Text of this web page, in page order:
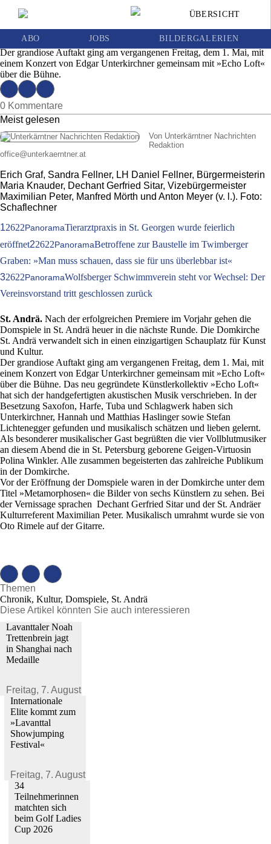
ÜBERSICHT
ABO JOBS BILDERGALERIEN
Domspiele in St. Andrä starteten mit einer
Ausgabe 19 | Mittwoch, 6. Mai 2026
Der grandiose Auftakt ging am vergangenen Freitag, dem 1. Mai, mit
einem Konzert von Edgar Unterkirchner gemeinsam mit »Echo Loft«
über die Bühne.
0 Kommentare
Meist gelesen
Von Unterkärntner Nachrichten
Redaktion
office@unterkaerntner.at
Erich Graf, Sandra Fellner, LH Daniel Fellner, Bürgermeisterin
Maria Knauder, Dechant Gerfried Sitar, Vizebürgermeister
Maximilian Peter, Manfred Mörth und Anton Meyer (v. l.). Foto:
Schaflechner
12622PanoramaTierarztpraxis in St. Georgen wurde feierlich
eröffnet22622PanoramaBetroffene zur Baustelle im Twimberger
Graben: »Man muss schauen, dass sie für uns überlebbar ist«
32622PanoramaWolfsberger Schwimmverein steht vor Wechsel: Der
Vereinsvorstand tritt geschlossen zurück
St. Andrä. Nach der erfolgreichen Premiere im Vorjahr gehen die
Domspiele in St. Andrä heuer in die nächste Runde. Die Domkirche
St. Andrä verwandelt sich in einen einzigartigen Schauplatz für Kunst
und Kultur.
Der grandiose Auftakt ging am vergangenen Freitag, dem 1. Mai, mit
einem Konzert von Edgar Unterkirchner gemeinsam mit »Echo Loft«
über die Bühne. Das neu gegründete Künstlerkollektiv »Echo Loft«
hat sich der handgefertigten akustischen Musik verschrieben. In der
Besetzung Saxofon, Harfe, Tuba und Schlagwerk haben sich
Unterkirchner, Hannah und Matthias Haslinger sowie Stefan
Lichtenegger gefunden und musikalisch schätzen und lieben gelernt.
Als besonderer musikalischer Gast begrüßten die vier Vollblutmusiker
an diesem Abend die in St. Petersburg geborene Geigen-Virtuosin
Polina Winkler. Alle zusammen begeisterten das zahlreiche Publikum
in der Domkirche.
Vor der Eröffnung der Domspiele waren in der Domkirche unter dem
Titel »Metamorphosen« die Bilder von sechs Künstlern zu sehen. Bei
der Vernissage sprachen Dechant Gerfried Sitar und der St. Andräer
Kulturreferent Maximilian Peter. Musikalisch umrahmt wurde sie von
Oto Rimele auf der Gitarre.
Themen
Chronik, Kultur, Domspiele, St. Andrä
Diese Artikel könnten Sie auch interessieren
Lavanttaler Noah
Trettenbrein jagt
in Shanghai nach
Medaille
Freitag, 7. August 2026
Internationale
Elite kommt zum
»Lavanttal
Showjumping
Festival«
Freitag, 7. August 2026
34
Teilnehmerinnen
matchten sich
beim Golf Ladies
Cup 2026